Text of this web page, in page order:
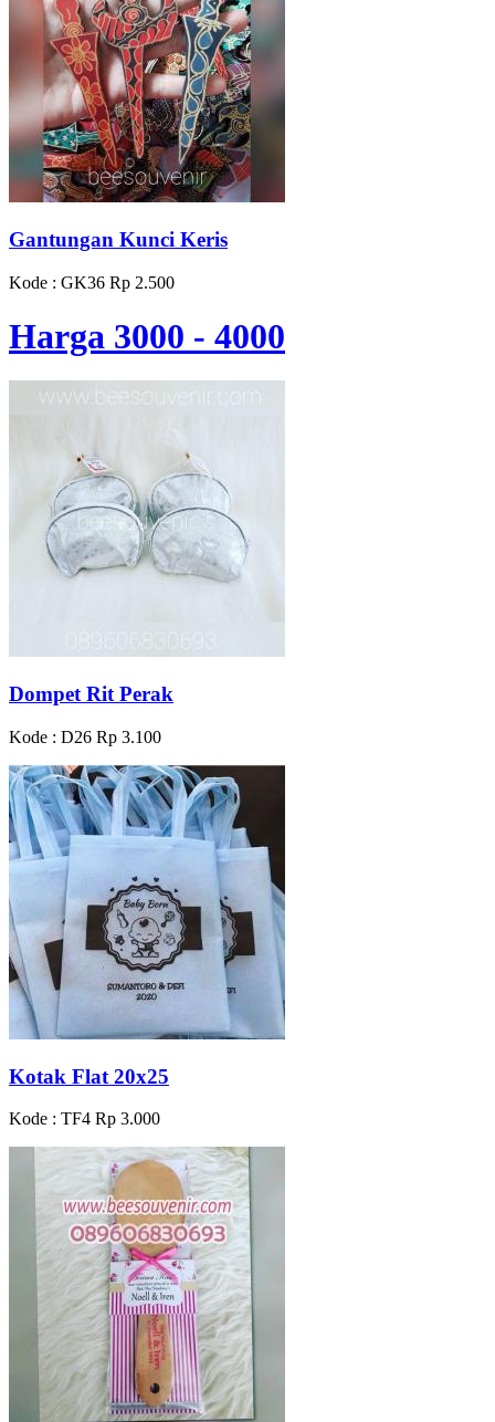
Gantungan Kunci Keris
Kode : GK36 Rp 2.500
Harga 3000 - 4000
Dompet Rit Perak
Kode : D26 Rp 3.100
Kotak Flat 20x25
Kode : TF4 Rp 3.000